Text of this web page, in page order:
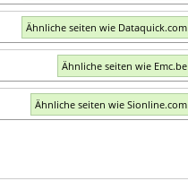
Ähnliche seiten wie Dataquick.com
Ähnliche seiten wie Emc.be
Ähnliche seiten wie Sionline.com